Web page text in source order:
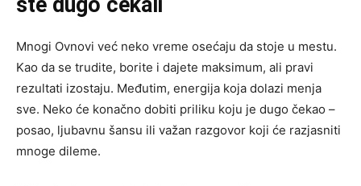
Mnogi Ovnovi već neko vreme osećaju da stoje u mestu.
Kao da se trudite, borite i dajete maksimum, ali pravi
rezultati izostaju. Međutim, energija koja dolazi menja
sve. Neko će konačno dobiti priliku koju je dugo čekao –
posao, ljubavnu šansu ili važan razgovor koji će razjasniti
mnoge dileme.